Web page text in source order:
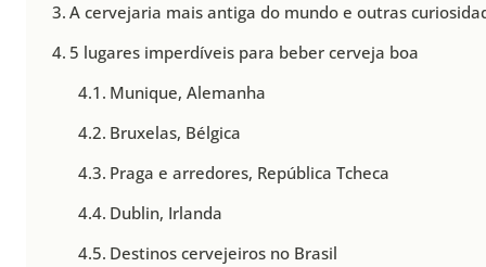
A cervejaria mais antiga do mundo e outras
5 lugares imperdíveis para beber cerveja boa
Munique, Alemanha
Bruxelas, Bélgica
Praga e arredores, República Tcheca
Dublin, Irlanda
Destinos cervejeiros no Brasil